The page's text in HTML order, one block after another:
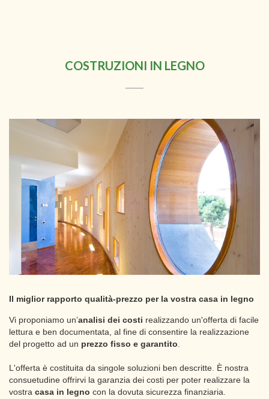
COSTRUZIONI IN LEGNO
Il miglior rapporto qualità-prezzo per la vostra casa in legno
Vi proponiamo un’analisi dei costi realizzando un'offerta di facile
lettura e ben documentata, al fine di consentire la realizzazione
del progetto ad un prezzo fisso e garantito
L'offerta è costituita da singole soluzioni ben descritte. È nostra
consuetudine offrirvi la garanzia dei costi per poter realizzare la
vostra casa in legno con la dovuta sicurezza finanziaria.